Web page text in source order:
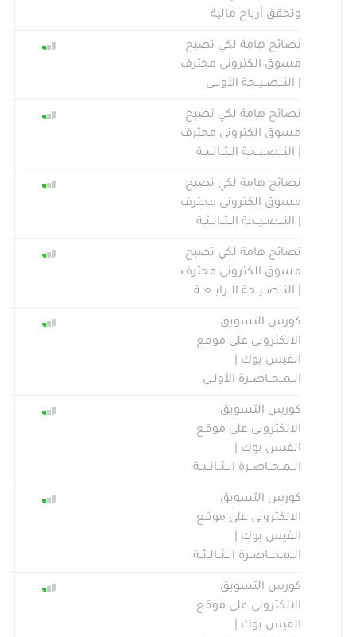
وتحقق أرباح مالية
نصائح هامة لكي تصبح
مسوق الكترونى محترف
| النـــصــيــحة الأولــى
نصائح هامة لكي تصبح
مسوق الكترونى محترف
| النـــصــيــحة الــثــانــيــة
نصائح هامة لكي تصبح
مسوق الكترونى محترف
| النـــصــيــحة الــثــالــثــة
نصائح هامة لكي تصبح
مسوق الكترونى محترف
| النـــصــيــحة الــرابــعــة
كورس التسويق
الالكترونى على موقع
الفيس بوك |
الــمــحــاضــرة الأولــى
كورس التسويق
الالكترونى على موقع
الفيس بوك |
الــمــحــاضــرة الــثــانــيــة
كورس التسويق
الالكترونى على موقع
الفيس بوك |
الــمــحــاضــرة الــثــالــثــة
كورس التسويق
الالكترونى على موقع
الفيس بوك |